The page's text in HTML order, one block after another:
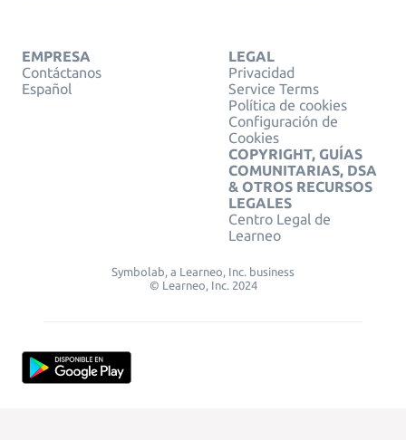
EMPRESA
Contáctanos
Español
LEGAL
Privacidad
Service Terms
Política de cookies
Configuración de
Cookies
COPYRIGHT, GUÍAS
COMUNITARIAS, DSA
& OTROS RECURSOS
LEGALES
Centro Legal de
Learneo
Symbolab, a Learneo, Inc. business
© Learneo, Inc. 2024